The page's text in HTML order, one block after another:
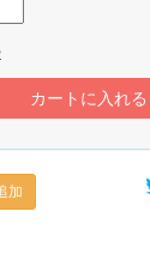
カートに入れる
加